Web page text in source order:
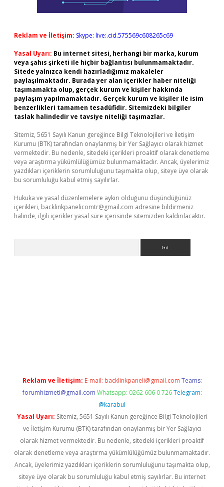
Reklam ve İletişim: Skype: live:.cid.575569c608265c69
Yasal Uyarı: Bu internet sitesi, herhangi bir marka, kurum
veya şahıs şirketi ile hiçbir bağlantısı bulunmamaktadır.
Sitede yalnızca kendi hazırladığımız makaleler
paylaşılmaktadır. Burada yer alan içerikler haber niteliği
taşımamakta olup, gerçek kurum ve kişiler hakkında
paylaşım yapılmamaktadır. Gerçek kurum ve kişiler ile isim
benzerlikleri tamamen tesadüfidir. Sitemizdeki bilgiler
taslak halindedir ve tavsiye niteliği taşımazlar.
Sitemiz, 5651 Sayılı Kanun gereğince Bilgi Teknolojileri ve İletişim
Kurumu (BTK) tarafından onaylanmış bir Yer Sağlayıcı olarak hizmet
vermektedir. Bu nedenle, sitedeki içerikleri proaktif olarak denetleme
veya araştırma yükümlülüğümüz bulunmamaktadır. Ancak, üyelerimiz
yazdıkları içeriklerin sorumluluğunu taşımakta olup, siteye üye olarak
bu sorumluluğu kabul etmiş sayılırlar.
Hukuka ve yasal düzenlemelere aykırı olduğunu düşündüğünüz
içerikleri, backlinkpanelicomtr@gmail.com adresine bildirmeniz
halinde, ilgili içerikler yasal süre içerisinde sitemizden kaldırılacaktır.
Reklam ve İletişim: E-mail: backlinkpaneli@gmail.com Teams:
forumhizmeti@gmail.com Whatsapp: 0262 606 0 726 Telegram:
@karabul
Yasal Uyarı: Sitemiz, 5651 Sayılı Kanun gereğince Bilgi Teknolojileri
ve İletişim Kurumu (BTK) tarafından onaylanmış bir Yer Sağlayıcı
olarak hizmet vermektedir. Bu nedenle, sitedeki içerikleri proaktif
olarak denetleme veya araştırma yükümlülüğümüz bulunmamaktadır.
Ancak, üyelerimiz yazdıkları içeriklerin sorumluluğunu taşımakta olup,
siteye üye olarak bu sorumluluğu kabul etmiş sayılırlar. Bu internet